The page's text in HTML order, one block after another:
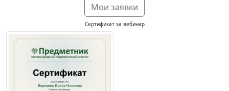
Мои заявки
Сертификат за вебинар